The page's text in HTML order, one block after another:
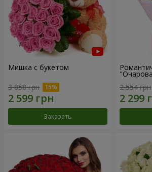
Мишка с букетом
3 058 грн
Заказать
2 554 грн